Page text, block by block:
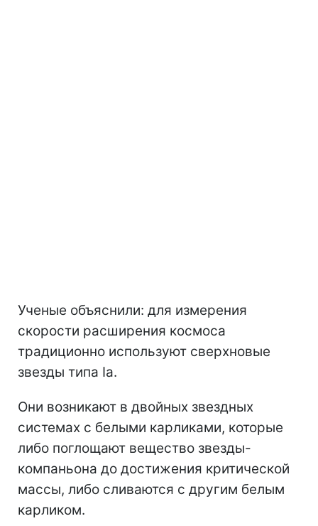
Ученые объяснили: для измерения
скорости расширения космоса
традиционно используют сверхновые
звезды типа Ia.
Они возникают в двойных звездных
системах с белыми карликами, которые
либо поглощают вещество звезды-
компаньона до достижения критической
массы, либо сливаются с другим белым
карликом.